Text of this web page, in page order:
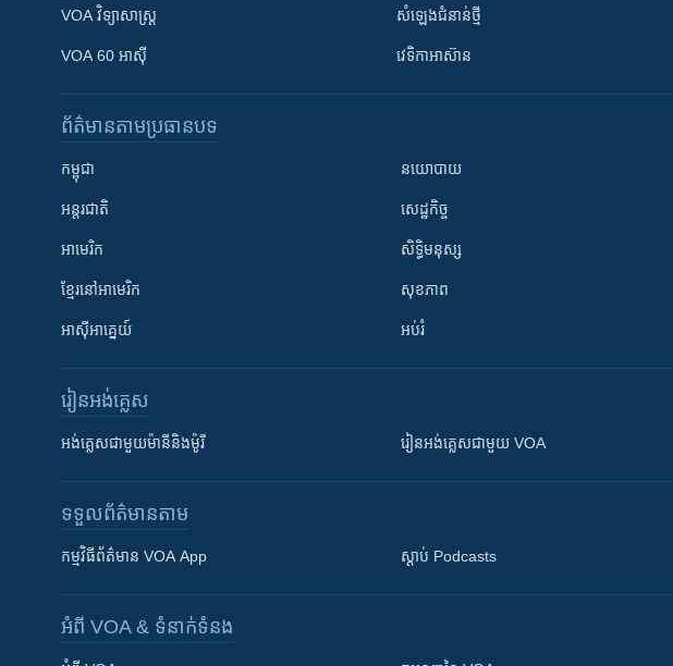
VOA ​វិទ្យាសាស្ត្រ
VOA 60 អាស៊ី
សំឡេង​ជំនាន់​ថ្មី
វេទិកា​អាស៊ាន
ព័ត៌មាន​តាមប្រធានបទ​
កម្ពុជា
អន្តរជាតិ
អាមេរិក
ខ្មែរ​នៅអាមេរិក
អាស៊ីអាគ្នេយ៍
នយោបាយ
សេដ្ឋកិច្ច
សិទ្ធិមនុស្ស
សុខភាព
អប់រំ
រៀន​​អង់គ្លេស
អង់គ្លេស​ជាមួយ​ម៉ានី​និង​ម៉ូរី រៀន​​​​​​អង់គ្លេស​​ជាមួយ VOA
ទទួល​ព័ត៌មាន​តាម
កម្មវិធី​ព័ត៌មាន VOA App ស្តាប់ Podcasts
អំពី​ VOA & ទំនាក់ទំនង